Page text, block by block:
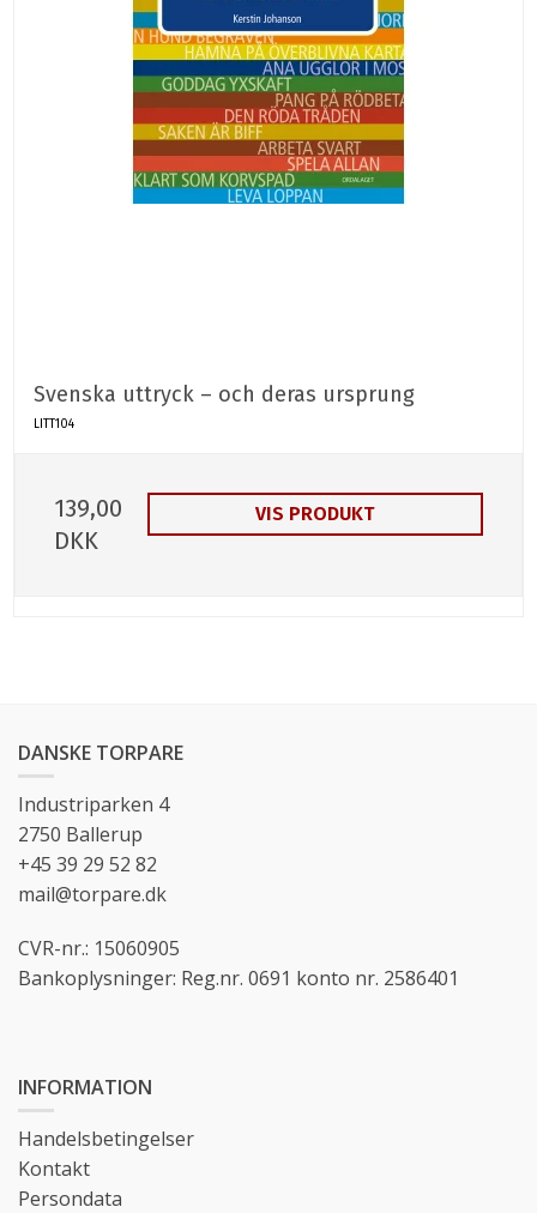
Svenska uttryck – och deras ursprung
LITT104
139,00
DKK
VIS PRODUKT
DANSKE TORPARE
Industriparken 4
2750 Ballerup
+45 39 29 52 82
mail@torpare.dk
CVR-nr.: 15060905
Bankoplysninger: Reg.nr. 0691 konto nr. 2586401
INFORMATION
Handelsbetingelser
Kontakt
Persondata